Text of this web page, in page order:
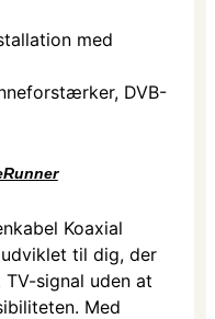
med
DVB-
Koaxial
til dig, der
signal uden at
Med